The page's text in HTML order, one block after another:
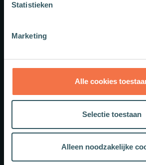
Statistieken
Marketing
Alle cookies
Selectie toestaan
Alleen noodzakelijke
Nieuwsbrieven
Veelgestelde vragen
Contact